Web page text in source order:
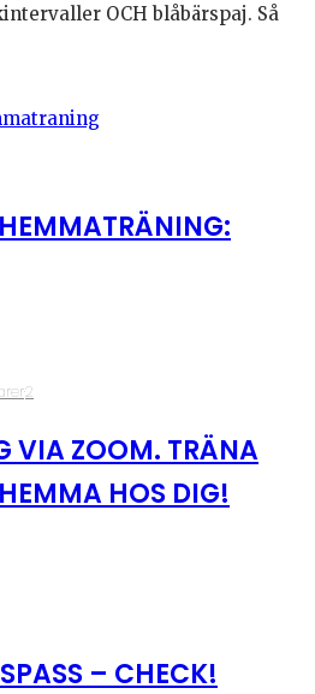
OCH blåbärspaj. Så
·2
VIA ZOOM. TRÄNA
HOS DIG!
– CHECK!